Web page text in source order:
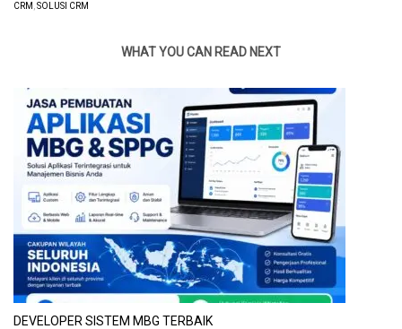
CRM SOLUSI CRM
WHAT YOU CAN READ NEXT
DEVELOPER SISTEM MBG TERBAIK